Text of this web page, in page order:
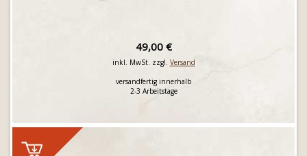
49,00 €
inkl. MwSt. zzgl. Versand
versandfertig innerhalb
2-3 Arbeitstage